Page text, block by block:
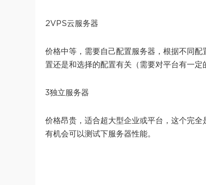
2VPS云服务器
价格中等，需要自己配置服务器，根据不同
置还是和选择的配置有关（需要对平台有一定
3独立服务器
价格昂贵，适合超大型企业或平台，这个完
有机会可以测试下服务器性能。